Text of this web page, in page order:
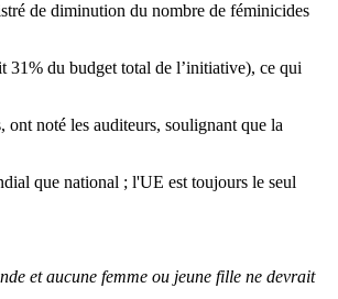
de diminution du nombre de féminicides
31% du budget total de l’initiative), ce qui
noté les auditeurs, soulignant que la
que national ; l'UE est toujours le seul
et aucune femme ou jeune fille ne devrait